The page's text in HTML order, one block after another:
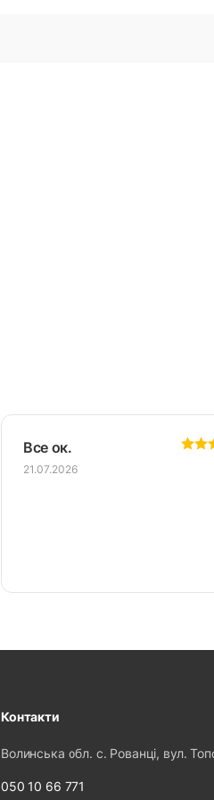
Все ок.
21.07.2026
Контакти
Волинська обл. с. Рованці, вул.
050 10 66 771